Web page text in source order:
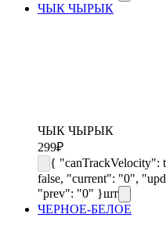
ЧЫК ЧЫРЫК
ЧЫК ЧЫРЫК
299₽
{ "canTrackVelocity":
false, "current": "0",
"prev": "0" }шт
ЧЕРНОЕ-БЕЛОЕ